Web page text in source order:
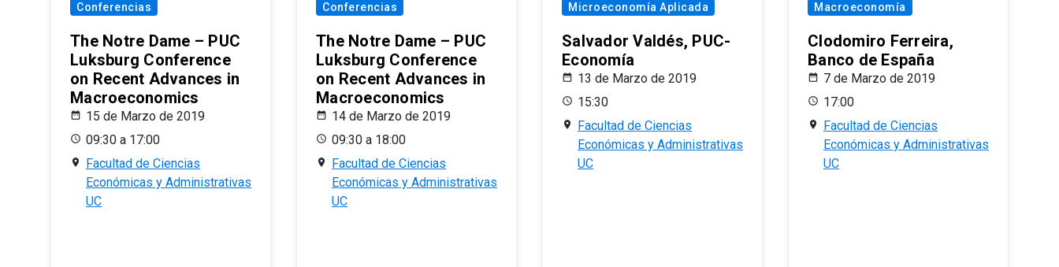
Conferencias
The Notre Dame – PUC
Luksburg Conference
on Recent Advances in
Macroeconomics
15 de Marzo de 2019
09:30 a 17:00
Facultad de Ciencias
Económicas y Administrativas
UC
Conferencias
The Notre Dame – PUC
Luksburg Conference
on Recent Advances in
Macroeconomics
14 de Marzo de 2019
09:30 a 18:00
Facultad de Ciencias
Económicas y Administrativas
UC
Microeconomía Aplicada
Salvador Valdés, PUC-
Economía
13 de Marzo de 2019
15:30
Facultad de Ciencias
Económicas y Administrativas
UC
Macroeconomía
Clodomiro Ferreira,
Banco de España
7 de Marzo de 2019
17:00
Facultad de Ciencias
Económicas y Administrativas
UC